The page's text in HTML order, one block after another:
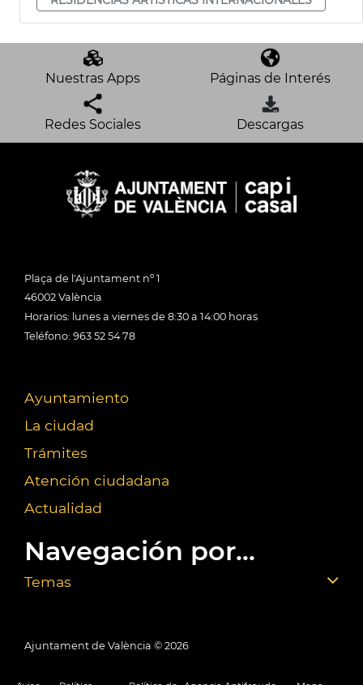
Nuestras Apps Páginas de Interés
Redes Sociales Descargas
Plaça de l'Ajuntament nº 1
46002 València
Horarios: lunes a viernes de 8:30 a 14:00 horas
Teléfono: 963 52 54 78
Ayuntamiento
La ciudad
Trámites
Atención ciudadana
Actualidad
Navegación por...
Temas
Ajuntament de València © 2026